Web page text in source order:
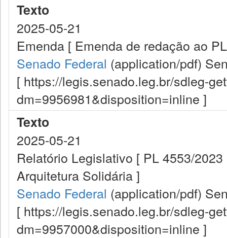
Texto
2025-05-21
Emenda [ Emenda de redação ao
Senado Federal (application/pdf)
[ https://legis.senado.leg.br/sdleg-
dm=9956981&disposition=inline ]
Texto
2025-05-21
Relatório Legislativo [ PL 4553/
Arquitetura Solidária ]
Senado Federal (application/pdf)
[ https://legis.senado.leg.br/sdleg-
dm=9957000&disposition=inline ]